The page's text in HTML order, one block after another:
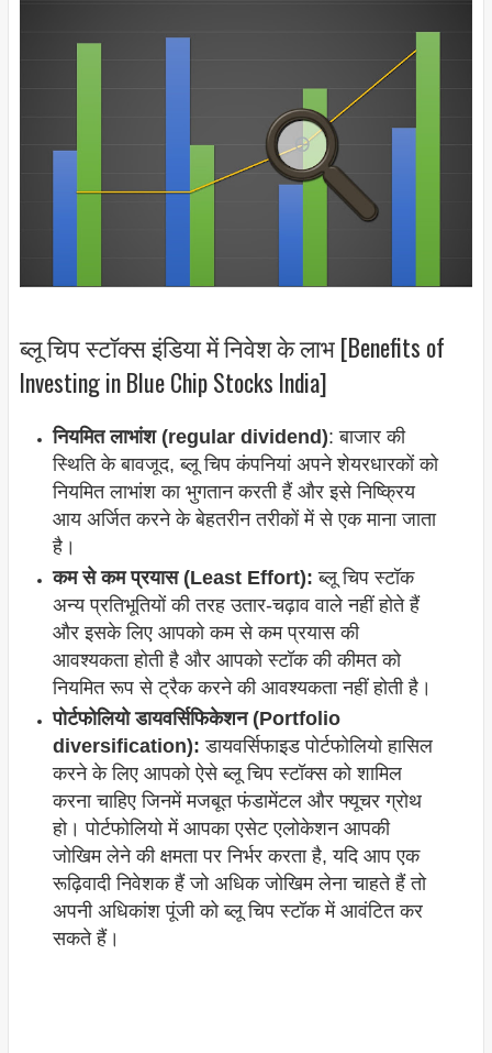
ब्लू चिप स्टॉक्स इंडिया में निवेश के लाभ [Benefits of
Investing in Blue Chip Stocks India]
नियमित लाभांश (regular dividend): बाजार की
स्थिति के बावजूद, ब्लू चिप कंपनियां अपने शेयरधारकों को
नियमित लाभांश का भुगतान करती हैं और इसे निष्क्रिय
आय अर्जित करने के बेहतरीन तरीकों में से एक माना जाता
है।
कम से कम प्रयास (Least Effort): ब्लू चिप स्टॉक
अन्य प्रतिभूतियों की तरह उतार-चढ़ाव वाले नहीं होते हैं
और इसके लिए आपको कम से कम प्रयास की
आवश्यकता होती है और आपको स्टॉक की कीमत को
नियमित रूप से ट्रैक करने की आवश्यकता नहीं होती है।
पोर्टफोलियो डायवर्सिफिकेशन (Portfolio
diversification): डायवर्सिफाइड पोर्टफोलियो हासिल
करने के लिए आपको ऐसे ब्लू चिप स्टॉक्स को शामिल
करना चाहिए जिनमें मजबूत फंडामेंटल और फ्यूचर ग्रोथ
हो। पोर्टफोलियो में आपका एसेट एलोकेशन आपकी
जोखिम लेने की क्षमता पर निर्भर करता है, यदि आप एक
रूढ़िवादी निवेशक हैं जो अधिक जोखिम लेना चाहते हैं तो
अपनी अधिकांश पूंजी को ब्लू चिप स्टॉक में आवंटित कर
सकते हैं।